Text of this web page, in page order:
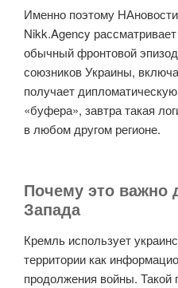
Именно поэтому
Nikk.Agency
обычный фронтовой
союзников Украины,
получает
«буфера», завтра такая
в любом другом регионе.
Почему это важно
Запада
Кремль использует
территории как
продолжения войны. Такой